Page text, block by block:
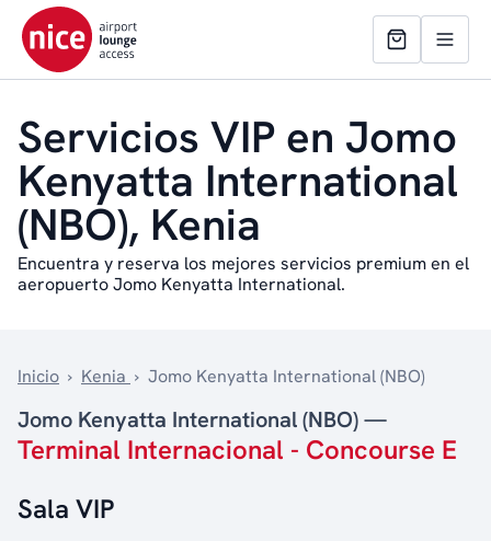
Servicios VIP en Jomo
Kenyatta International
(NBO), Kenia
Encuentra y reserva los mejores servicios premium en el
aeropuerto Jomo Kenyatta International.
Inicio › Kenia › Jomo Kenyatta International (NBO)
Jomo Kenyatta International (NBO) —
Terminal Internacional - Concourse E
Sala VIP